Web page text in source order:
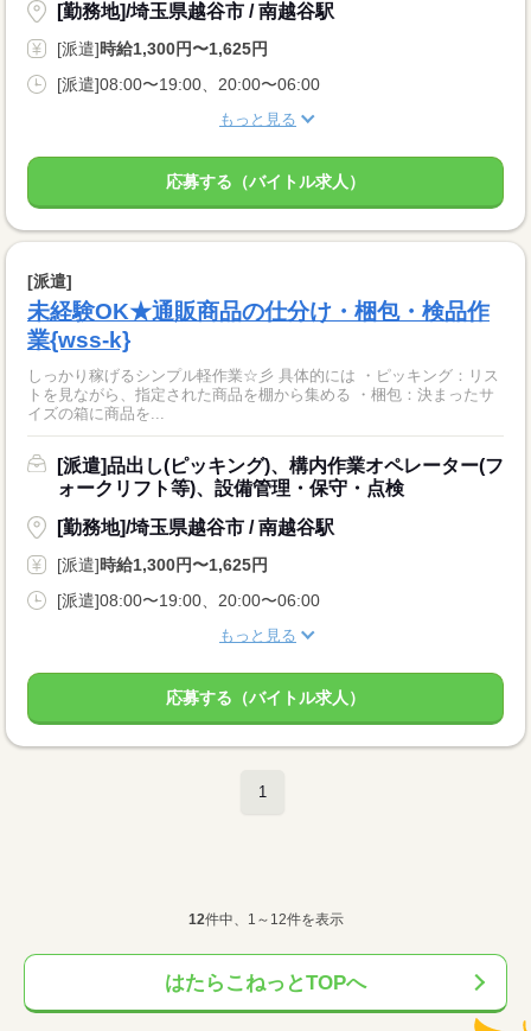
[勤務地]/埼玉県越谷市 / 南越谷駅
[派遣]時給1,300円〜1,625円
[派遣]08:00〜19:00、20:00〜06:00
もっと見る
応募する（バイトル求人）
[派遣]
未経験OK★通販商品の仕分け・梱包・検品作
業{wss-k}
しっかり稼げるシンプル軽作業☆彡 具体的には ・ピッキング：リス
トを見ながら、指定された商品を棚から集める ・梱包：決まったサ
イズの箱に商品を...
[派遣]品出し(ピッキング)、構内作業オペレーター(フ
ォークリフト等)、設備管理・保守・点検
[勤務地]/埼玉県越谷市 / 南越谷駅
[派遣]時給1,300円〜1,625円
[派遣]08:00〜19:00、20:00〜06:00
もっと見る
応募する（バイトル求人）
1
12件中、1～12件を表示
はたらこねっとTOPへ